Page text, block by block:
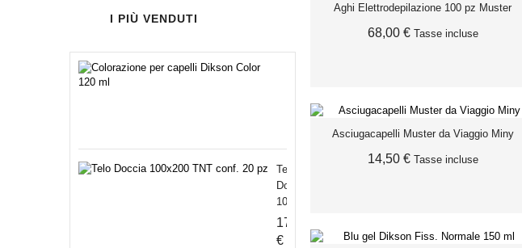
I PIÙ VENDUTI
3,60
Telo
Doccia
100x200...
17,20
€
Aghi Elettrodepilazione 100 pz Muster
68,00 € Tasse incluse
Asciugacapelli Muster da Viaggio Miny
14,50 € Tasse incluse